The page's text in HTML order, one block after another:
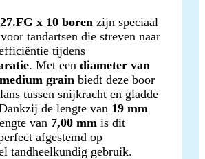
x 10 boren zijn speciaal
tandartsen die streven naar
tijdens
. Met een diameter van
medium grain biedt deze boor
tussen snijkracht en gladde
de lengte van 19 mm
van 7,00 mm is dit
afgestemd op
tandheelkundig gebruik.